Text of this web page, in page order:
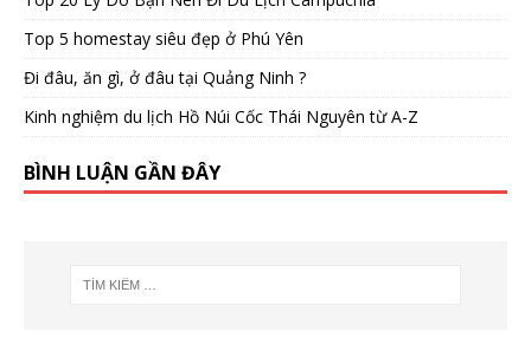
Top 5 homestay siêu đẹp ở Phú Yên
Đi đâu, ăn gì, ở đâu tại Quảng Ninh ?
Kinh nghiệm du lịch Hồ Núi Cốc Thái Nguyên từ A-Z
BÌNH LUẬN GẦN ĐÂY